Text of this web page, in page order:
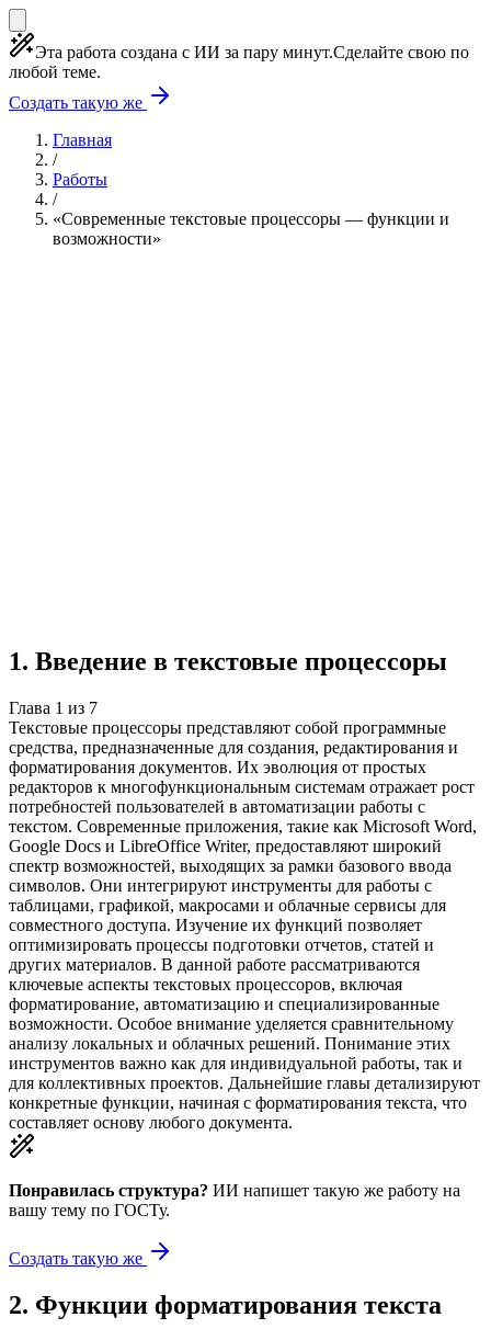
Эта работа создана с ИИ за пару минут.Сделайте свою по
любой теме.
Создать такую же
Главная
/
Работы
/
«Современные текстовые процессоры — функции и
возможности»
1. Введение в текстовые процессоры
Глава 1 из 7
Текстовые процессоры представляют собой программные
средства, предназначенные для создания, редактирования и
форматирования документов. Их эволюция от простых
редакторов к многофункциональным системам отражает рост
потребностей пользователей в автоматизации работы с
текстом. Современные приложения, такие как Microsoft Word,
Google Docs и LibreOffice Writer, предоставляют широкий
спектр возможностей, выходящих за рамки базового ввода
символов. Они интегрируют инструменты для работы с
таблицами, графикой, макросами и облачные сервисы для
совместного доступа. Изучение их функций позволяет
оптимизировать процессы подготовки отчетов, статей и
других материалов. В данной работе рассматриваются
ключевые аспекты текстовых процессоров, включая
форматирование, автоматизацию и специализированные
возможности. Особое внимание уделяется сравнительному
анализу локальных и облачных решений. Понимание этих
инструментов важно как для индивидуальной работы, так и
для коллективных проектов. Дальнейшие главы детализируют
конкретные функции, начиная с форматирования текста, что
составляет основу любого документа.
Понравилась структура? ИИ напишет такую же работу на
вашу тему по ГОСТу.
Создать такую же
2. Функции форматирования текста